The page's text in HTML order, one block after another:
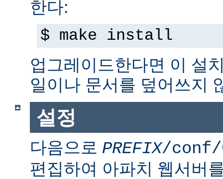
한다:
$ make install
업그레이드한다면 이 설
일이나 문서를 덮어쓰지
설정
다음으로 PREFIX/conf/
편집하여 아파치 웹서버